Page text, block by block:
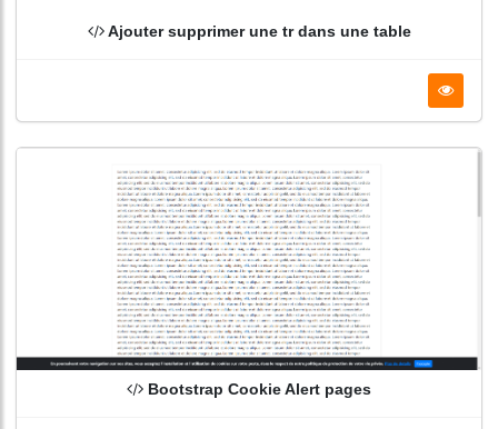
Ajouter supprimer une tr dans une table
Bootstrap Cookie Alert pages